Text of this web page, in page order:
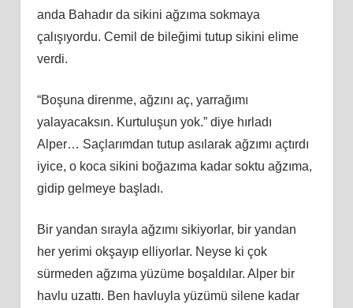
anda Bahadır da sikini ağzıma sokmaya
çalışıyordu. Cemil de bileğimi tutup sikini elime
verdi.
“Boşuna direnme, ağzını aç, yarrağımı
yalayacaksın. Kurtuluşun yok.” diye hırladı
Alper… Saçlarımdan tutup asılarak ağzımı açtırdı
iyice, o koca sikini boğazıma kadar soktu ağzıma,
gidip gelmeye başladı.
Bir yandan sırayla ağzımı sikiyorlar, bir yandan
her yerimi okşayıp elliyorlar. Neyse ki çok
sürmeden ağzıma yüzüme boşaldılar. Alper bir
havlu uzattı. Ben havluyla yüzümü silene kadar